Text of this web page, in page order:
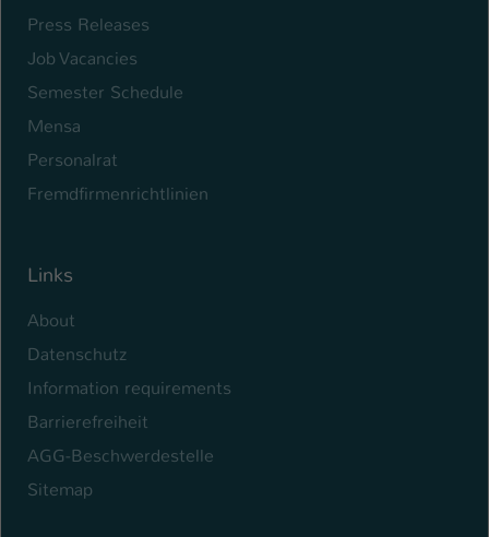
Press Releases
Job Vacancies
Semester Schedule
Mensa
Personalrat
Fremdfirmenrichtlinien
Links
About
Datenschutz
Information requirements
Barrierefreiheit
AGG-Beschwerdestelle
Sitemap